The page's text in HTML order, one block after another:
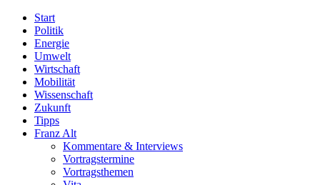
Start
Politik
Energie
Umwelt
Wirtschaft
Mobilität
Wissenschaft
Zukunft
Tipps
Franz Alt
Kommentare & Interviews
Vortragstermine
Vortragsthemen